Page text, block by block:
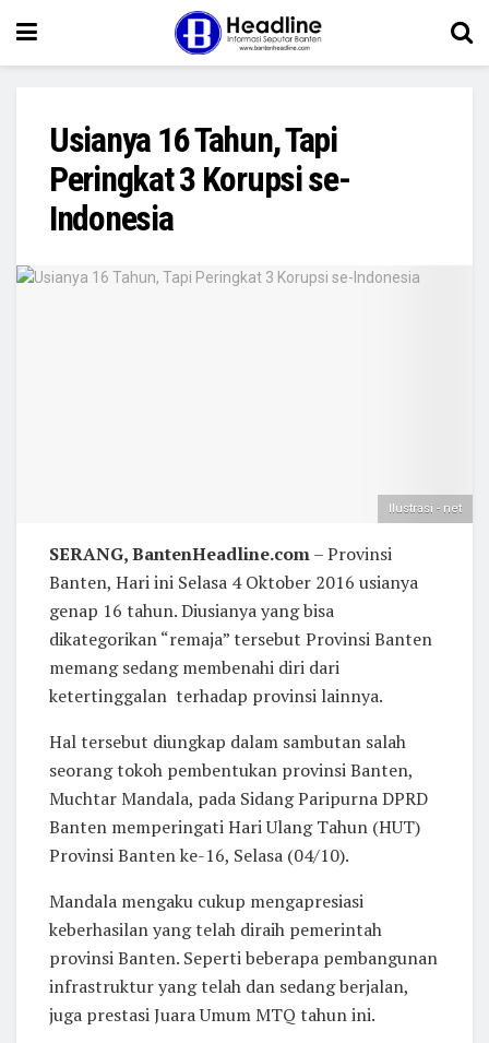
Usianya 16 Tahun, Tapi
Peringkat 3 Korupsi se-
Indonesia
Ilustrasi - net
SERANG, BantenHeadline.com– Provinsi
Banten, Hari ini Selasa 4 Oktober 2016 usianya
genap 16 tahun. Diusianya yang bisa
dikategorikan “remaja” tersebut Provinsi Banten
memang sedang membenahi diri dari
ketertinggalan terhadap provinsi lainnya.
Hal tersebut diungkap dalam sambutan salah
seorang tokoh pembentukan provinsi Banten,
Muchtar Mandala, pada Sidang Paripurna DPRD
Banten memperingati Hari Ulang Tahun (HUT)
Provinsi Banten ke-16, Selasa (04/10).
Mandala mengaku cukup mengapresiasi
keberhasilan yang telah diraih pemerintah
provinsi Banten. Seperti beberapa pembangunan
infrastruktur yang telah dan sedang berjalan,
juga prestasi Juara Umum MTQ tahun ini.